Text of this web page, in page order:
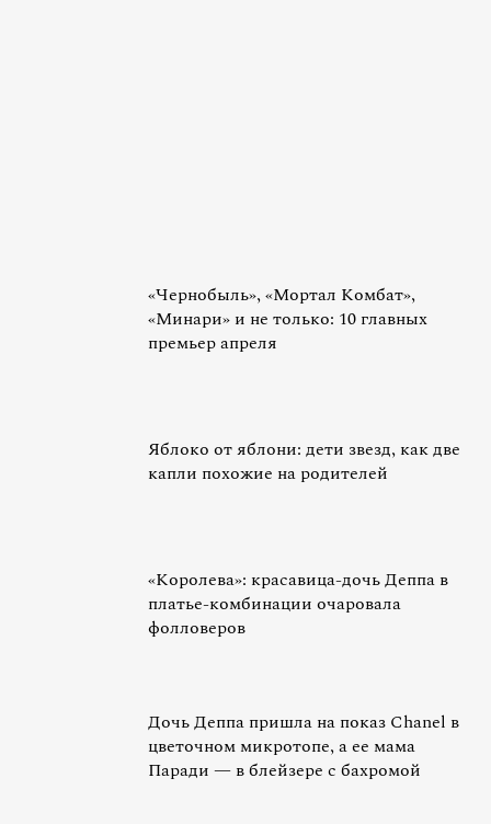
«Чернобыль», «Мортал Комбат»,
«Минари» и не только: 10 главных
премьер апреля
Яблоко от яблони: дети звезд, как две
капли похожие на родителей
«Королева»: красавица-дочь Деппа в
платье-комбинации очаровала
фолловеров
Дочь Деппа пришла на показ Chanel в
цветочном микротопе, а ее мама
Паради — в блейзере с бахромой